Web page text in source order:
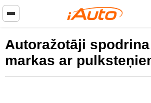
Autoražotāji
markas ar